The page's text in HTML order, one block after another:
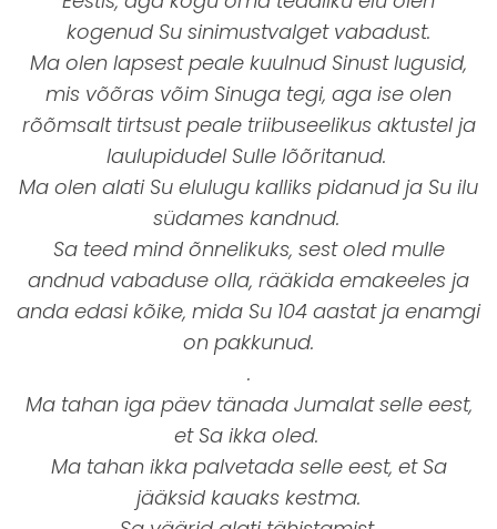
kogenud Su sinimustvalget vabadust.
Ma olen lapsest peale kuulnud Sinust lugusid,
mis võõras võim Sinuga tegi, aga ise olen
rõõmsalt tirtsust peale triibuseelikus aktustel ja
laulupidudel Sulle lõõritanud.
Ma olen alati Su elulugu kalliks pidanud ja Su ilu
südames kandnud.
Sa teed mind õnnelikuks, sest oled mulle
andnud vabaduse olla, rääkida emakeeles ja
anda edasi kõike, mida Su 104 aastat ja enamgi
on pakkunud.
.
Ma tahan iga päev tänada Jumalat selle eest,
et Sa ikka oled.
Ma tahan ikka palvetada selle eest, et Sa
jääksid kauaks kestma.